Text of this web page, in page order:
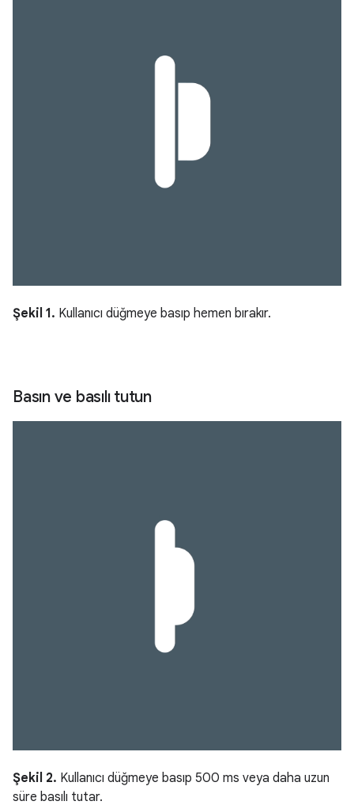
Şekil 1. Kullanıcı düğmeye basıp hemen bırakır.
Basın ve basılı tutun
Şekil 2. Kullanıcı düğmeye basıp 500 ms veya daha uzun
süre basılı tutar.